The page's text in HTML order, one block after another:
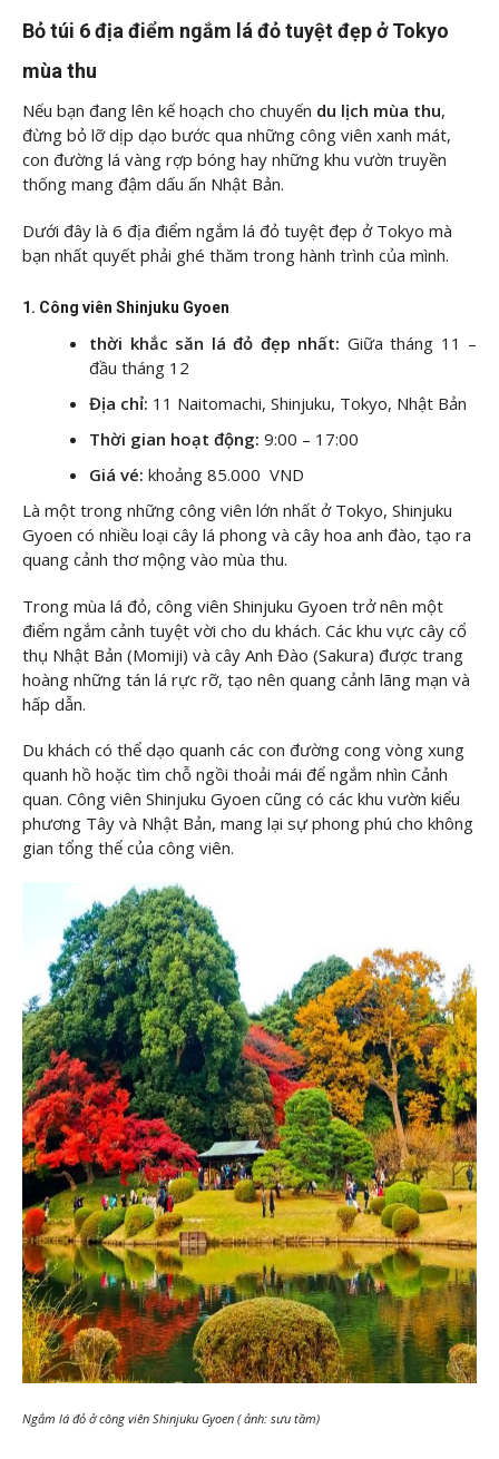
Bỏ túi 6 địa điểm ngắm lá đỏ tuyệt đẹp ở Tokyo
mùa thu
Nếu bạn đang lên kế hoạch cho chuyến du lịch mùa thu,
đừng bỏ lỡ dịp dạo bước qua những công viên xanh mát,
con đường lá vàng rợp bóng hay những khu vườn truyền
thống mang đậm dấu ấn Nhật Bản.
Dưới đây là 6 địa điểm ngắm lá đỏ tuyệt đẹp ở Tokyo mà
bạn nhất quyết phải ghé thăm trong hành trình của mình.
1. Công viên Shinjuku Gyoen
thời khắc săn lá đỏ đẹp nhất: Giữa tháng 11 –
đầu tháng 12
Địa chỉ: 11 Naitomachi, Shinjuku, Tokyo, Nhật Bản
Thời gian hoạt động: 9:00 – 17:00
Giá vé: khoảng 85.000 VND
Là một trong những công viên lớn nhất ở Tokyo, Shinjuku
Gyoen có nhiều loại cây lá phong và cây hoa anh đào, tạo ra
quang cảnh thơ mộng vào mùa thu.
Trong mùa lá đỏ, công viên Shinjuku Gyoen trở nên một
điểm ngắm cảnh tuyệt vời cho du khách. Các khu vực cây cổ
thụ Nhật Bản (Momiji) và cây Anh Đào (Sakura) được trang
hoàng những tán lá rực rỡ, tạo nên quang cảnh lãng mạn và
hấp dẫn.
Du khách có thể dạo quanh các con đường cong vòng xung
quanh hồ hoặc tìm chỗ ngồi thoải mái để ngắm nhìn Cảnh
quan. Công viên Shinjuku Gyoen cũng có các khu vườn kiểu
phương Tây và Nhật Bản, mang lại sự phong phú cho không
gian tổng thể của công viên.
Ngắm lá đỏ ở công viên Shinjuku Gyoen ( ảnh: sưu tầm)